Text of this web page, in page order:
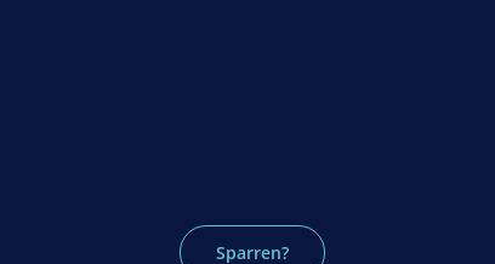
Sparren?